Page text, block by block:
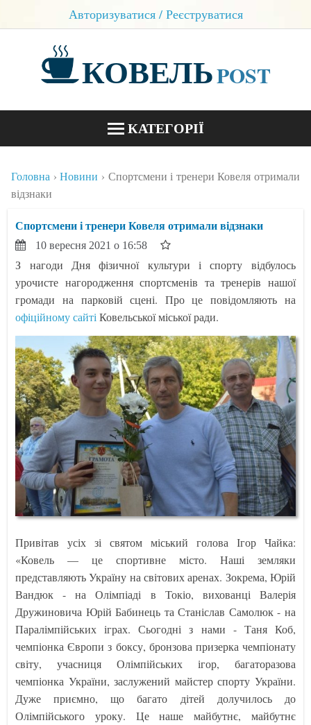
Авторизуватися / Реєструватися
КОВЕЛЬPOST
КАТЕГОРІЇ
КОНТАКТИ
Головна Новини
Спортсмени і тренери Ковеля отримали
відзнаки
Спортсмени і тренери Ковеля отримали відзнаки
10 вересня 2021 о 16:58
З нагоди Дня фізичної культури і спорту відбулось
урочисте нагородження спортсменів та тренерів нашої
громади на парковій сцені. Про це повідомляють на
офіційному сайті Ковельської міської ради.
Привітав усіх зі святом міський голова Ігор Чайка:
«Ковель — це спортивне місто. Наші земляки
представляють Україну на світових аренах. Зокрема, Юрій
Вандюк - на Олімпіаді в Токіо, вихованці Валерія
Дружиновича Юрій Бабинець та Станіслав Самолюк - на
Паралімпійських іграх. Сьогодні з нами - Таня Коб,
чемпіонка Європи з боксу, бронзова призерка чемпіонату
світу, учасниця Олімпійських ігор, багаторазова
чемпіонка України, заслужений майстер спорту України.
Дуже приємно, що багато дітей долучилось до
Олімпійського уроку. Це наше майбутнє, майбутнє